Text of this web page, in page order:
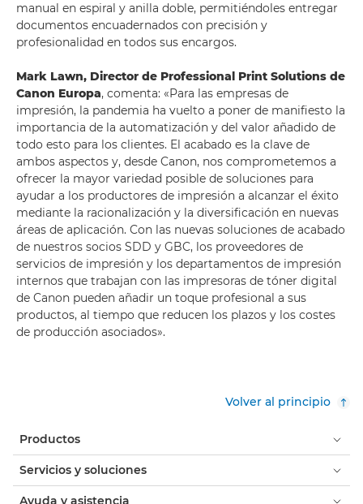
manual en espiral y anilla doble, permitiéndoles entregar
documentos encuadernados con precisión y
profesionalidad en todos sus encargos.
Mark Lawn, Director de Professional Print Solutions de
Canon Europa, comenta: «Para las empresas de
impresión, la pandemia ha vuelto a poner de manifiesto la
importancia de la automatización y del valor añadido de
todo esto para los clientes. El acabado es la clave de
ambos aspectos y, desde Canon, nos comprometemos a
ofrecer la mayor variedad posible de soluciones para
ayudar a los productores de impresión a alcanzar el éxito
mediante la racionalización y la diversificación en nuevas
áreas de aplicación. Con las nuevas soluciones de acabado
de nuestros socios SDD y GBC, los proveedores de
servicios de impresión y los departamentos de impresión
internos que trabajan con las impresoras de tóner digital
de Canon pueden añadir un toque profesional a sus
productos, al tiempo que reducen los plazos y los costes
de producción asociados».
Volver al principio
Productos
Servicios y soluciones
Ayuda y asistencia